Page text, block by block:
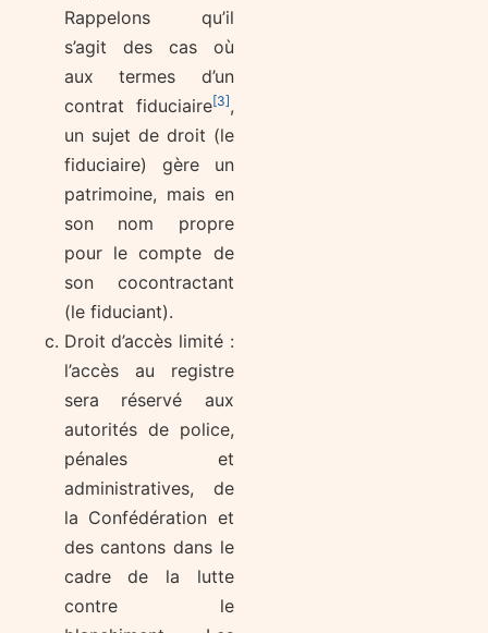
Rappelons qu’il
s’agit des cas où
aux termes d’un
contrat fiduciaire[3],
un sujet de droit (le
fiduciaire) gère un
patrimoine, mais en
son nom propre
pour le compte de
son cocontractant
(le fiduciant).
Droit d’accès limité :
l’accès au registre
sera réservé aux
autorités de police,
pénales et
administratives, de
la Confédération et
des cantons dans le
cadre de la lutte
contre le